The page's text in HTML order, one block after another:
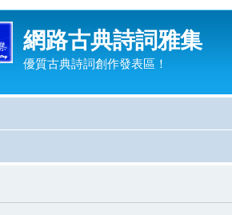
網路古典詩詞雅集
優質古典詩詞創作發表區！